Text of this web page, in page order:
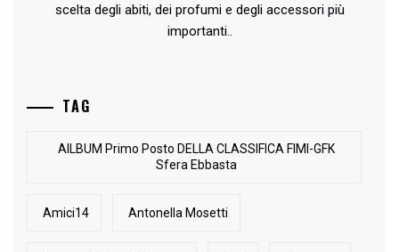
scelta degli abiti, dei profumi e degli accessori più
importanti..
TAG
AlLBUM Primo Posto DELLA CLASSIFICA FIMI-GFK
Sfera Ebbasta
Amici14 Antonella Mosetti